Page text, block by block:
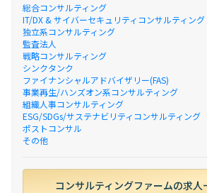
総合コンサルティング
IT/DX & サイバーセキュリティコンサルティング
独立系コンサルティング
監査法人
戦略コンサルティング
シンクタンク
ファイナンシャルアドバイザリー(FAS)
事業再生/ハンズオン系コンサルティング
組織人事コンサルティング
ESG/SDGs/サステナビリティコンサルティング
ポストコンサル
その他
コンサルティングファームの求人